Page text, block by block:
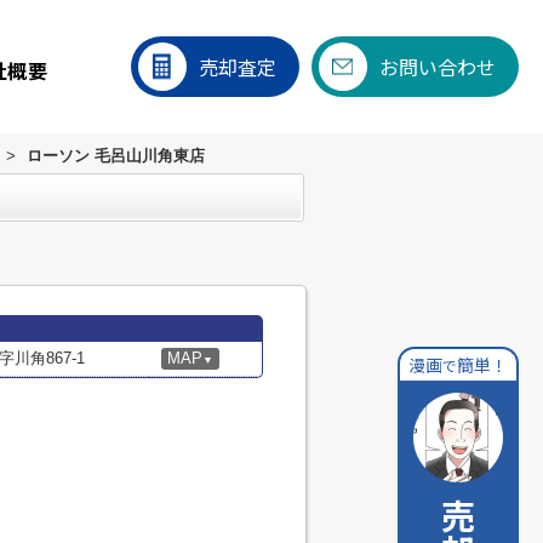
概要 売却査定 お問い合わせ
漫画で簡単！
> ローソン 毛呂山川角東店
川角867-1 MAP ▼